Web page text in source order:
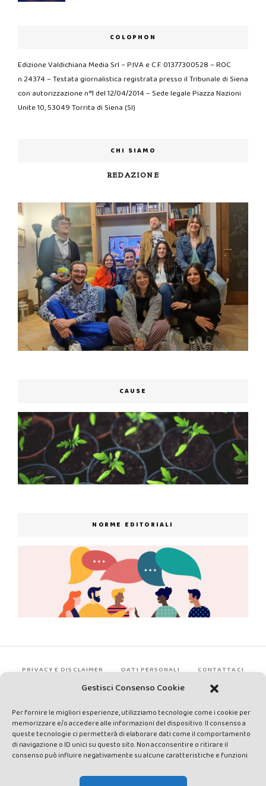
Gestisci Consenso Cookie
Per fornire le migliori esperienze, utilizziamo tecnologie come i cookie per
memorizzare e/o accedere alle informazioni del dispositivo. Il consenso a
queste tecnologie ci permetterà di elaborare dati come il comportamento
di navigazione o ID unici su questo sito. Non acconsentire o ritirare il
consenso può influire negativamente su alcune caratteristiche e funzioni.
COLOPHON
Edizione Valdichiana Media Srl – P.IVA e C.F. 01377300528 – ROC
n.24374 – Testata giornalistica registrata presso il Tribunale di Siena
con autorizzazione n°1 del 12/04/2014 – Sede legale Piazza Nazioni
Unite 10, 53049 Torrita di Siena (SI)
CHI SIAMO
REDAZIONE
CAUSE
NORME EDITORIALI
PRIVACY E DISCLAIMER DATI PERSONALI CONTATTACI
rights reserved - Testata registrata presso il Tribunale di Siena con